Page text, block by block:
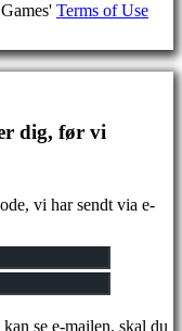
Terms of Use
dig, før vi
vi har sendt via e-
se e-mailen, skal du